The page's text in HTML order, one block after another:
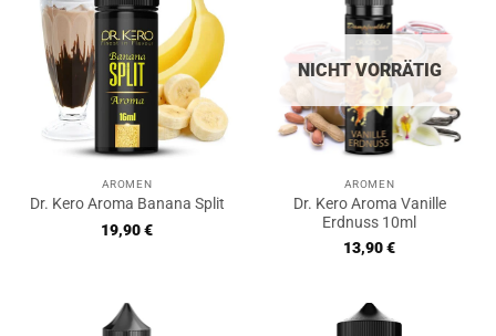
AROMEN
Dr. Kero Aroma Banana Split
19,90€
NICHT VORRÄTIG
AROMEN
Dr. Kero Aroma Vanille
Erdnuss 10ml
13,90€